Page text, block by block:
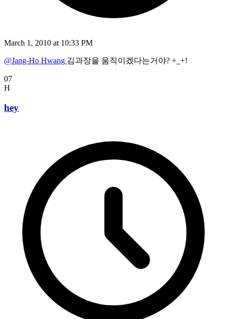
March 1, 2010 at 10:33 PM
@Jang-Ho Hwang 김과장을 움직이겠다는거야? +_+!
07
H
hey